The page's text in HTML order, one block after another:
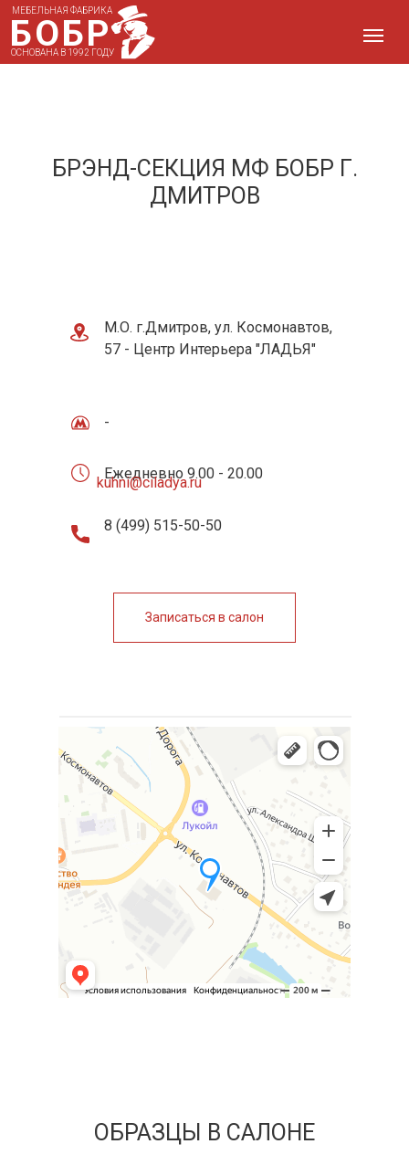
МЕБЕЛЬНАЯ ФАБРИКА
ОСНОВАНА В 1992 ГОДУ
БОБР
БРЭНД-СЕКЦИЯ МФ БОБР Г.
ДМИТРОВ
М.О. г.Дмитров, ул. Космонавтов,
57 - Центр Интерьера "ЛАДЬЯ"
Ежедневно 9.00 - 20.00
-
8 (499) 515-50-50
Записаться в салон
kuhni@ciladya.ru
ОБРАЗЦЫ В САЛОНЕ